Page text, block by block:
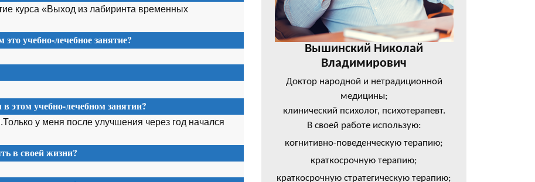
курса «Выход из лабиринта временных
учебно-лечебное занятие?
этом учебно-лечебном занятии?
у меня после улучшения через год начался
в своей жизни?
Вышинский Николай
Владимирович
Доктор народной и нетрадиционной
медицины;
клинический психолог, психотерапевт.
В своей работе использую:
когнитивно-поведенческую терапию;
краткосрочную терапию;
краткосрочную стратегическую терапию;